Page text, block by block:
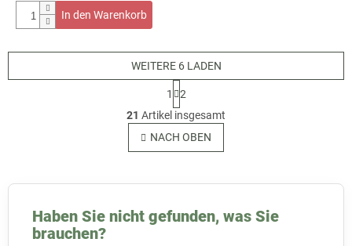
In den Warenkorb
S
t
e
u
r
l
e
WEITERE 6 LADEN
a
g
i
n
i
g
1
2
21 Artikel insgesamt
NACH OBEN
Haben Sie nicht gefunden, was Sie
brauchen?